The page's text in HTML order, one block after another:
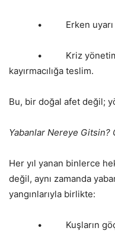
• Erken uyarı
• Kriz yönetimi
kayırmacılığa teslim.
Bu, bir doğal afet değil;
Yabanlar Nereye Gitsin?
Her yıl yanan binlerce
değil, aynı zamanda
yangınlarıyla birlikte:
• Kuşların göç